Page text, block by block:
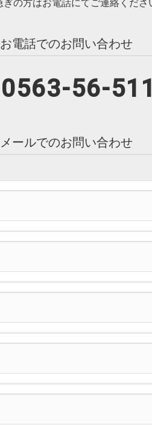
の方はお電話にてご連絡くださ
お電話でのお問い合わせ
56-
メールでのお問い合わせ